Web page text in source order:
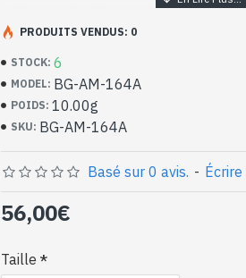
Bijoux inde artisanaux
massif et Améthyste
- Bague en argent véritable 925/1000
- Faite à Jaipur ( INDE )
- Pierre sertie, taillée à la main, forme ronde
- Taille de la pierre : 1cm approx de diamètre
-Livrée avec un petit sac artisanal
Bague indienne argent et
naturelle de forme ronde
STOCK: 6
MODEL: BG-AM-164A
POIDS: 10.00g
SKU: BG-AM-164A
PRODUITS VENDUS: 0
Basé sur 0 avis. - Écrire
56,00€
Taille